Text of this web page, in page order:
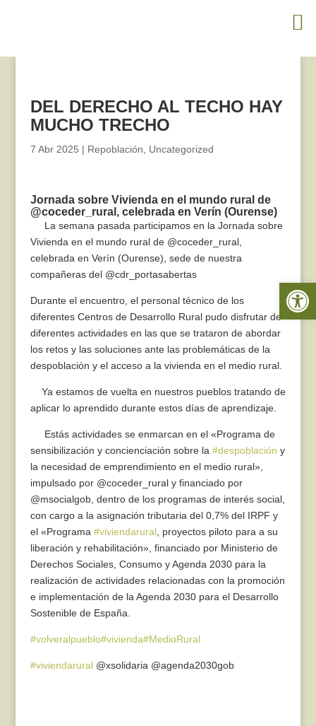
DEL DERECHO AL TECHO HAY
MUCHO TRECHO
7 Abr 2025 | Repoblación Uncategorized
Jornada sobre Vivienda en el mundo rural de
@coceder_rural, celebrada en Verín (Ourense)
La semana pasada participamos en la Jornada sobre
Vivienda en el mundo rural de @coceder_rural,
celebrada en Verín (Ourense), sede de nuestra
compañeras del @cdr_portasabertas
Durante el encuentro, el personal técnico de los
diferentes Centros de Desarrollo Rural pudo disfrutar de
diferentes actividades en las que se trataron de abordar
los retos y las soluciones ante las problemáticas de la
despoblación y el acceso a la vivienda en el medio rural.
Ya estamos de vuelta en nuestros pueblos tratando de
aplicar lo aprendido durante estos días de aprendizaje.
Estás actividades se enmarcan en el «Programa de
sensibilización y concienciación sobre la #despoblación y
la necesidad de emprendimiento en el medio rural»,
impulsado por @coceder_rural y financiado por
@msocialgob, dentro de los programas de interés social,
con cargo a la asignación tributaria del 0,7% del IRPF y
el «Programa #viviendarural, proyectos piloto para a su
liberación y rehabilitación», financiado por Ministerio de
Derechos Sociales, Consumo y Agenda 2030 para la
realización de actividades relacionadas con la promoción
e implementación de la Agenda 2030 para el Desarrollo
Sostenible de España.
#volveralpueblo#vivienda#MedioRural
#viviendarural@xsolidaria @agenda2030gob
Abrir